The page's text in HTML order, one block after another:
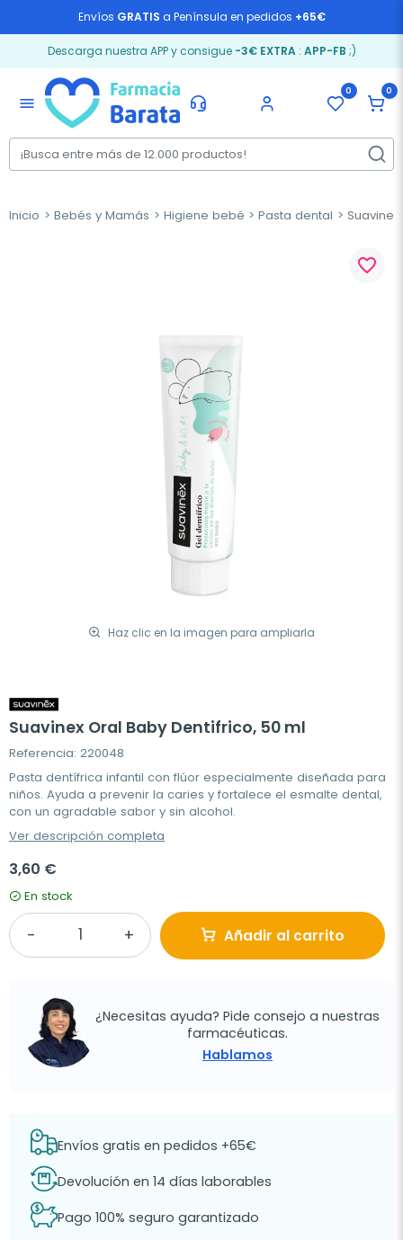
Envíos GRATIS a Península en pedidos +65€
Descarga nuestra APP y consigue -3€ EXTRA: APP-FB ;)
menu
0 0
Inicio Bebés y Mamás Higiene bebé Pasta dental
Haz clic en la imagen para ampliarla
favorite_border
Suavinex Oral Baby Dentifrico, 50 ml
Referencia: 220048
Pasta dentífrica infantil con flúor especialmente diseñada para
niños. Ayuda a prevenir la caries y fortalece el esmalte dental,
con un agradable sabor y sin alcohol.
Ver descripción completa
3,60 €
En stock
Añadir al carrito
¿Necesitas ayuda? Pide consejo a nuestras
farmacéuticas.
Hablamos
Envíos gratis en pedidos +65€
Devolución en 14 días laborables
Pago 100% seguro garantizado